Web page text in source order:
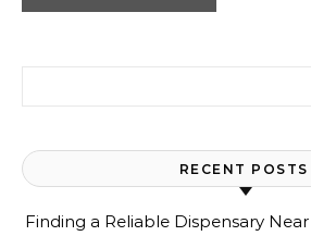
RECENT POSTS
Finding a Reliable Dispensary